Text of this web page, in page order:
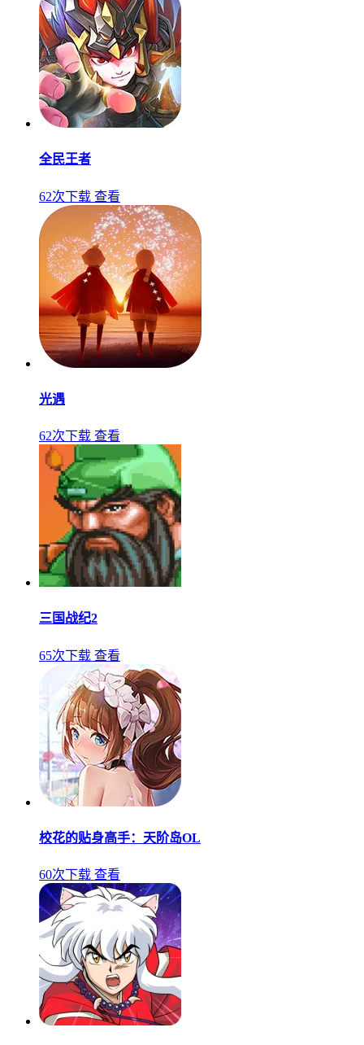
全民王者
62次下载 查看
光遇
62次下载 查看
三国战纪2
65次下载 查看
校花的贴身高手：天阶岛OL
60次下载 查看